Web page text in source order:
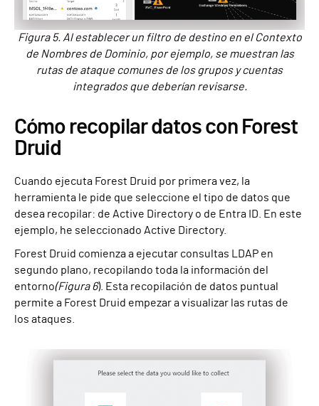
Figura 5. Al establecer un filtro de destino en el Contexto
de Nombres de Dominio, por ejemplo, se muestran las
rutas de ataque comunes de los grupos y cuentas
integrados que deberían revisarse.
Cómo recopilar datos con Forest
Druid
Cuando ejecuta Forest Druid por primera vez, la
herramienta le pide que seleccione el tipo de datos que
desea recopilar: de Active Directory o de Entra ID. En este
ejemplo, he seleccionado Active Directory.
Forest Druid comienza a ejecutar consultas LDAP en
segundo plano, recopilando toda la información del
entorno(Figura 6). Esta recopilación de datos puntual
permite a Forest Druid empezar a visualizar las rutas de
los ataques.